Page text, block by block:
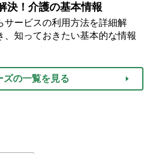
決！介護の基本情報
サービスの利用方法を詳細解
、知っておきたい基本的な情報
ズの一覧を見る